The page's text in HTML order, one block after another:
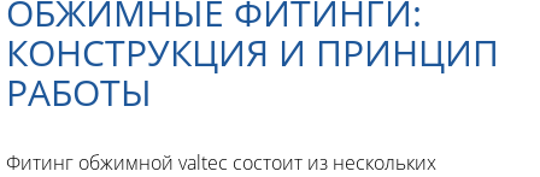
ОБЖИМНЫЕ ФИТИНГИ:
КОНСТРУКЦИЯ И ПРИНЦИП
РАБОТЫ
Фитинг обжимной valtec состоит из нескольких